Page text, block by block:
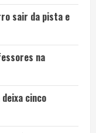
sair da pista e
na
cinco